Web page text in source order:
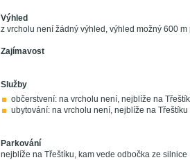
Výhled
z vrcholu není žádný výhled, výhled možný 600 m
Zajímavost
Služby
občerstvení: na vrcholu není, nejblíže na
ubytování: na vrcholu není, nejblíže na Třeštíku
Parkování
nejblíže na Třeštíku, kam vede odbočka ze silnice